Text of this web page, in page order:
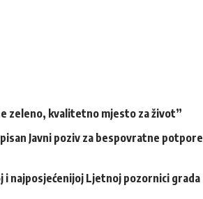
zeleno, kvalitetno mjesto za život”
Javni poziv za bespovratne potpore
i najposjećenijoj Ljetnoj pozornici grada